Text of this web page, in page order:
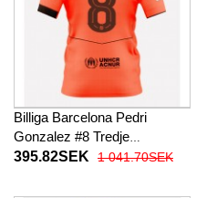
Billiga Barcelona Pedri
Gonzalez #8 Tredje
fotbollskläder 2025-26
395.82SEK 1 041.70SEK